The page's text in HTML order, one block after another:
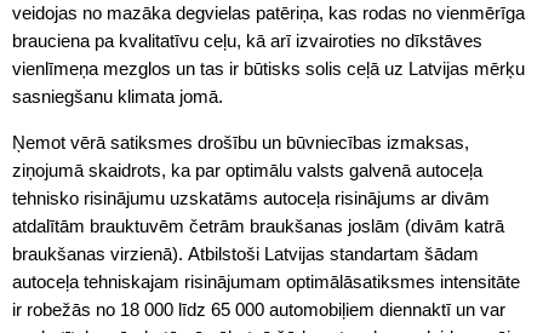
veidojas no mazāka degvielas patēriņa, kas rodas no vienmērīga
brauciena pa kvalitatīvu ceļu, kā arī izvairoties no dīkstāves
vienlīmeņa mezglos un tas ir būtisks solis ceļā uz Latvijas mērķu
sasniegšanu klimata jomā.
Ņemot vērā satiksmes drošību un būvniecības izmaksas,
ziņojumā skaidrots, ka par optimālu valsts galvenā autoceļa
tehnisko risinājumu uzskatāms autoceļa risinājums ar divām
atdalītām brauktuvēm četrām braukšanas joslām (divām katrā
braukšanas virzienā). Atbilstoši Latvijas standartam šādam
autoceļa tehniskajam risinājumam optimālāsatiksmes intensitāte
ir robežās no 18 000 līdz 65 000 automobiļiem diennaktī un var